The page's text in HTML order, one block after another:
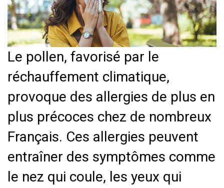
Le pollen, favorisé par le
réchauffement climatique,
provoque des allergies de plus en
plus précoces chez de nombreux
Français. Ces allergies peuvent
entraîner des symptômes comme
le nez qui coule, les yeux qui